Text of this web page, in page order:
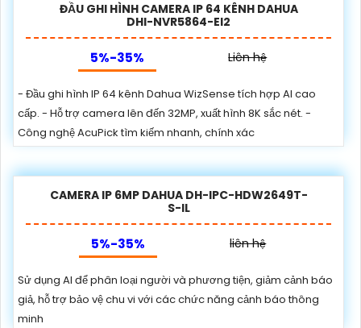
ĐẦU GHI HÌNH CAMERA IP 64 KÊNH DAHUA
DHI-NVR5864-EI2
5%-35% Liên hệ
- Đầu ghi hình IP 64 kênh Dahua WizSense tích hợp AI cao
cấp. - Hỗ trợ camera lên đến 32MP, xuất hình 8K sắc nét. -
Công nghệ AcuPick tìm kiếm nhanh, chính xác
CAMERA IP 6MP DAHUA DH-IPC-HDW2649T-
S-IL
5%-35% liên hệ
Sử dụng AI để phân loại người và phương tiện, giảm cảnh báo
giả, hỗ trợ bảo vệ chu vi với các chức năng cảnh báo thông
minh